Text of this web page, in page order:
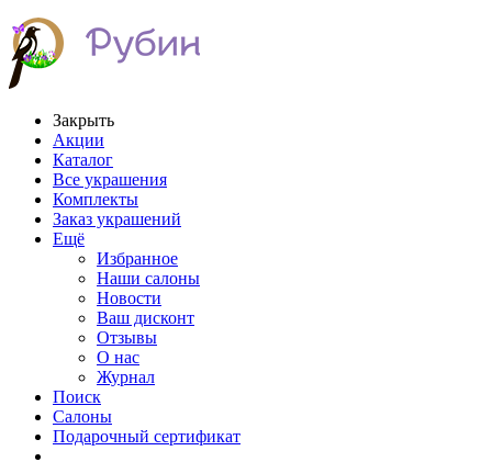
Закрыть
Акции
Каталог
Все украшения
Комплекты
Заказ украшений
Ещё
Избранное
Наши салоны
Новости
Ваш дисконт
Отзывы
О нас
Журнал
Поиск
Салоны
Подарочный сертификат